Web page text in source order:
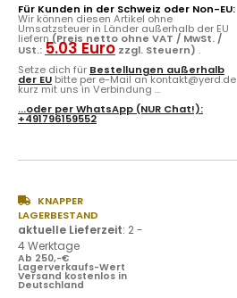
Für Kunden in der Schweiz oder Non-EU:
Wir können diesen Artikel ohne
Umsatzsteuer in Länder außerhalb der EU
liefern (Preis netto ohne VAT / MwSt. /
USt.: 5.03 Euro zzgl. Steuern) .
Setze dich für Bestellungen außerhalb
der EU bitte per e-Mail an kontakt@yerd.de
kurz mit uns in Verbindung ...
...oder perWhatsApp (NUR Chat!):
+491796159552
KNAPPER
LAGERBESTAND
aktuelle Lieferzeit: 2 -
4 Werktage
Ab 250,-€
Lagerverkaufs-Wert
Versand kostenlos in
Deutschland